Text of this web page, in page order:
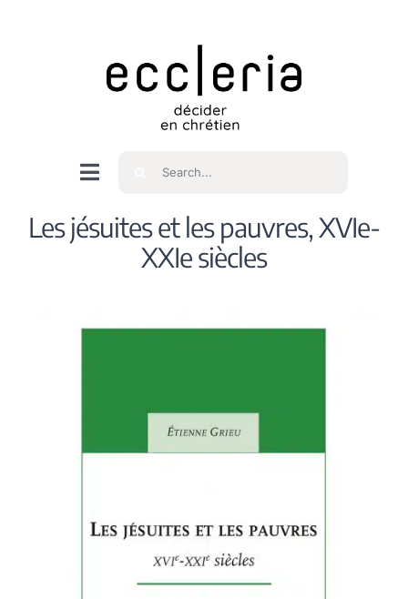
Navigation
à
bascule
Accueil
L’actu
Nous soutenir
Rechercher
Les jésuites et les pauvres, XVIe-
XXIe siècles